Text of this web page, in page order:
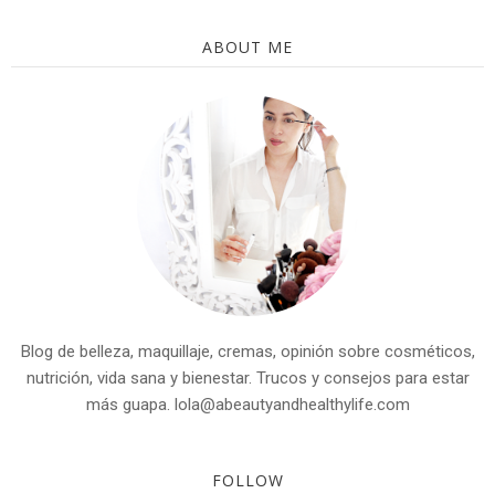
ABOUT ME
Blog de belleza, maquillaje, cremas, opinión sobre cosméticos,
nutrición, vida sana y bienestar. Trucos y consejos para estar
más guapa. lola@abeautyandhealthylife.com
FOLLOW